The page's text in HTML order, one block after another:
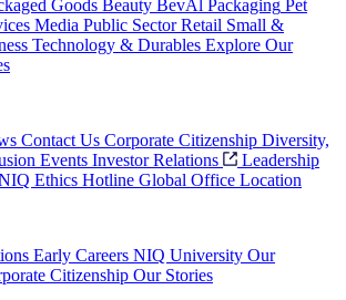
Goods Beauty BevAl Packaging Pet
Media Public Sector Retail Small &
Technology & Durables Explore Our
Contact Us Corporate Citizenship Diversity,
Events Investor Relations
Leadership
Ethics Hotline Global Office Location
Early Careers NIQ University Our
Citizenship Our Stories